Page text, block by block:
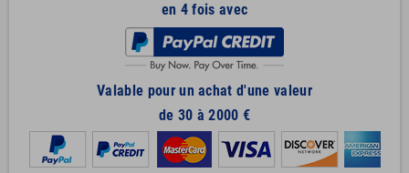
en 4 fois avec
Valable pour un achat d'une valeur
de 30 à 2000 €